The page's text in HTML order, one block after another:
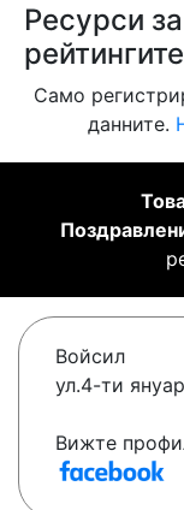
Ресурси
Само
данните.
Войсил
ул.4-ти
Вижте